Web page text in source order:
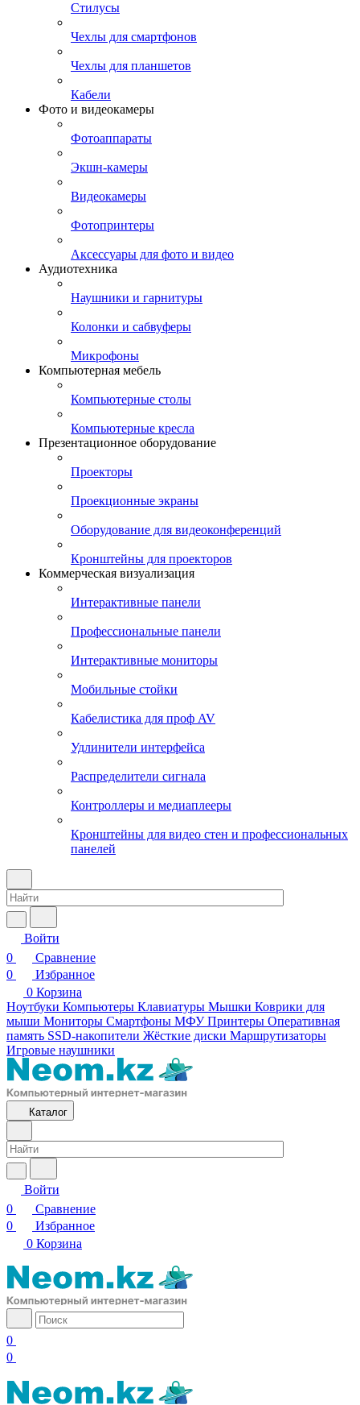
Стилусы
Чехлы для смартфонов
Чехлы для планшетов
Кабели
Фото и видеокамеры
Фотоаппараты
Экшн-камеры
Видеокамеры
Фотопринтеры
Аксессуары для фото и видео
Аудиотехника
Наушники и гарнитуры
Колонки и сабвуферы
Микрофоны
Компьютерная мебель
Компьютерные столы
Компьютерные кресла
Презентационное оборудование
Проекторы
Проекционные экраны
Оборудование для видеоконференций
Кронштейны для проекторов
Коммерческая визуализация
Интерактивные панели
Профессиональные панели
Интерактивные мониторы
Мобильные стойки
Кабелистика для проф AV
Удлинители интерфейса
Распределители сигнала
Контроллеры и медиаплееры
Кронштейны для видео стен и профессиональных
панелей
Войти
0
Сравнение
0
Избранное
0 Корзина
Ноутбуки Компьютеры Клавиатуры Мышки Коврики для
мыши Мониторы Смартфоны МФУ Принтеры Оперативная
память SSD-накопители Жёсткие диски Маршрутизаторы
Игровые наушники
Каталог
Войти
0
Сравнение
0
Избранное
0 Корзина
0
0